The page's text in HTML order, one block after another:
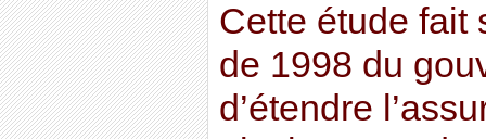
Cette étude fait
de 1998 du
d’étendre